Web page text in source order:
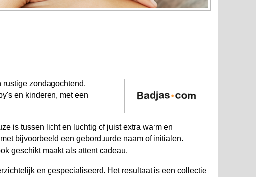
rustige zondagochtend.
en kinderen, met een
is tussen licht en luchtig of juist extra warm en
bijvoorbeeld een geborduurde naam of initialen.
geschikt maakt als attent cadeau.
en gespecialiseerd. Het resultaat is een collectie